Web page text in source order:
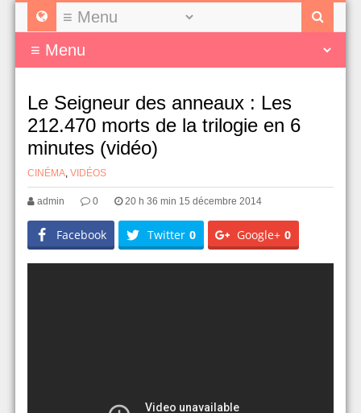
Le Seigneur des anneaux : Les
212.470 morts de la trilogie en 6
minutes (vidéo)
CINÉMA, VIDÉOS
admin 0 20 h 36 min 15 décembre 2014
Facebook Twitter 0 Google+ 0